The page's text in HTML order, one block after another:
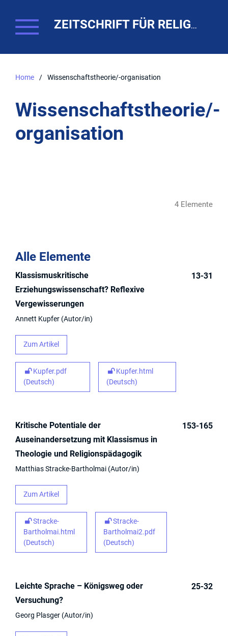
ZEITSCHRIFT FÜR RELIGIONSPÄDAGOGIK. THEO-WEB
Home / Wissenschaftstheorie/-organisation
Wissenschaftstheorie/-
organisation
4 Elemente
Alle Elemente
Klassismuskritische
Erziehungswissenschaft? Reflexive
Vergewisserungen
Annett Kupfer Autor/in
Zum Artikel
Kupfer.pdf
(Deutsch)
Kupfer.html
(Deutsch)
13-31
Kritische Potentiale der
Auseinandersetzung mit Klassismus in
Theologie und Religionspädagogik
Matthias Stracke-Bartholmai Autor/in
Zum Artikel
Stracke-
Bartholmai.html
(Deutsch)
Stracke-
Bartholmai2.pdf
(Deutsch)
153-165
Leichte Sprache – Königsweg oder
Versuchung?
Georg Plasger Autor/in
25-32